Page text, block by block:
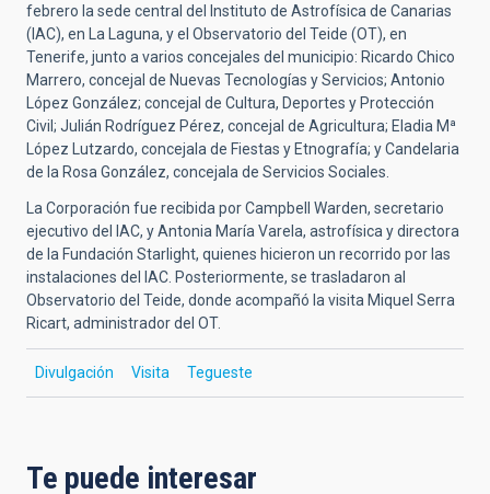
febrero la sede central del Instituto de Astrofísica de Canarias
(IAC), en La Laguna, y el Observatorio del Teide (OT), en
Tenerife, junto a varios concejales del municipio: Ricardo Chico
Marrero, concejal de Nuevas Tecnologías y Servicios; Antonio
López González; concejal de Cultura, Deportes y Protección
Civil; Julián Rodríguez Pérez, concejal de Agricultura; Eladia Mª
López Lutzardo, concejala de Fiestas y Etnografía; yCandelaria
de la Rosa González, concejala de Servicios Sociales.
La Corporación fue recibida por Campbell Warden, secretario
ejecutivo del IAC, y Antonia María Varela, astrofísica y directora
de la Fundación Starlight, quienes hicieron un recorrido por las
instalaciones del IAC. Posteriormente, se trasladaron al
Observatorio del Teide, donde acompañó la visita Miquel Serra
Ricart, administrador del OT.
Divulgación Visita Tegueste
Te puede interesar